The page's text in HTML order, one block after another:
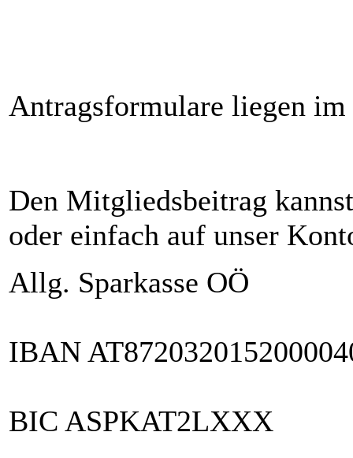
Antragsformulare liegen
Den Mitgliedsbeitrag
oder einfach auf unser
Allg. Sparkasse OÖ
IBAN
BIC ASPKAT2LXXX